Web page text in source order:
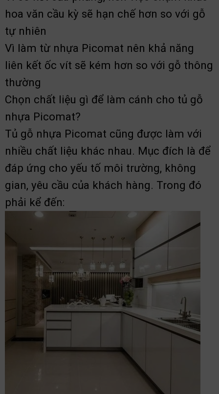
hoa văn cầu kỳ sẽ hạn chế hơn so với gỗ
tự nhiên
Vì làm từ nhựa Picomat nên khả năng
liên kết ốc vít sẽ kém hơn so với gỗ thông
thường
Chọn chất liệu gì để làm cánh cho tủ gỗ
nhựa Picomat?
Tủ gỗ nhựa Picomat cũng được làm với
nhiều chất liệu khác nhau. Mục đích là để
đáp ứng cho yếu tố môi trường, không
gian, yêu cầu của khách hàng. Trong đó
phải kể đến: